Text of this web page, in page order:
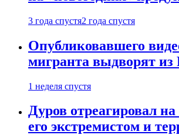
3 года спустя2 года спустя
Опубликовавшего
мигранта выдворят из
1 неделя спустя
Дуров отреагировал
его экстремистом и